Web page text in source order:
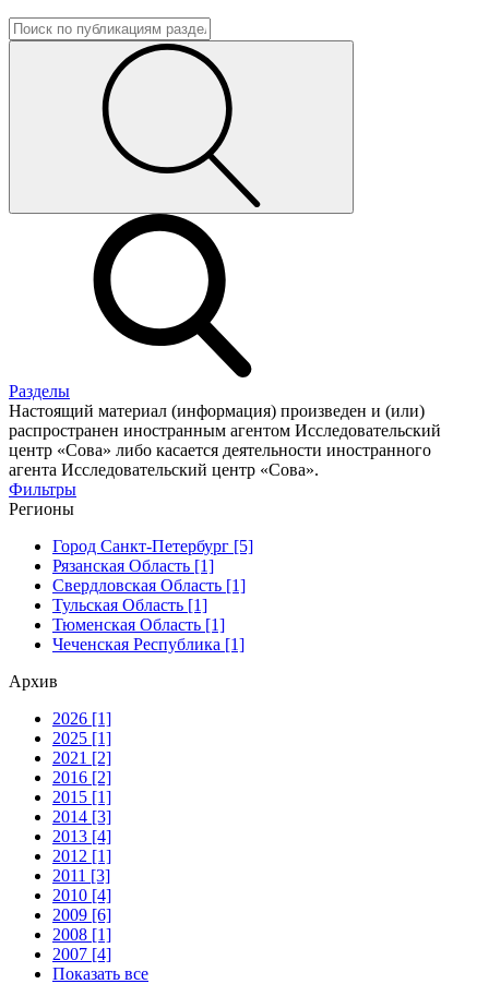
Разделы
Настоящий материал (информация) произведен и (или)
распространен иностранным агентом Исследовательский
центр «Сова» либо касается деятельности иностранного
агента Исследовательский центр «Сова».
Фильтры
Регионы
Город Санкт-Петербург [5]
Рязанская Область [1]
Свердловская Область [1]
Тульская Область [1]
Тюменская Область [1]
Чеченская Республика [1]
Архив
2026 [1]
2025 [1]
2021 [2]
2016 [2]
2015 [1]
2014 [3]
2013 [4]
2012 [1]
2011 [3]
2010 [4]
2009 [6]
2008 [1]
2007 [4]
Показать все